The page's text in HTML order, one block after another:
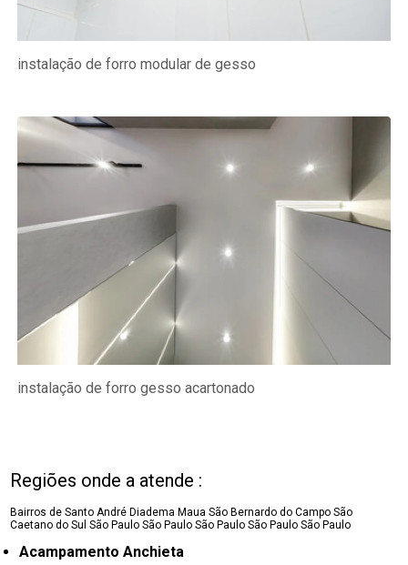
instalação de forro modular de gesso
instalação de forro gesso acartonado
Regiões onde a atende :
Bairros de Santo André Diadema Maua São Bernardo do Campo São
Caetano do SulSão Paulo São Paulo São Paulo São Paulo São Paulo
Acampamento Anchieta